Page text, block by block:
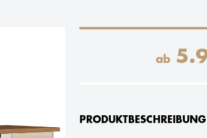
ab
PRODUKTBESCHREIBUNG